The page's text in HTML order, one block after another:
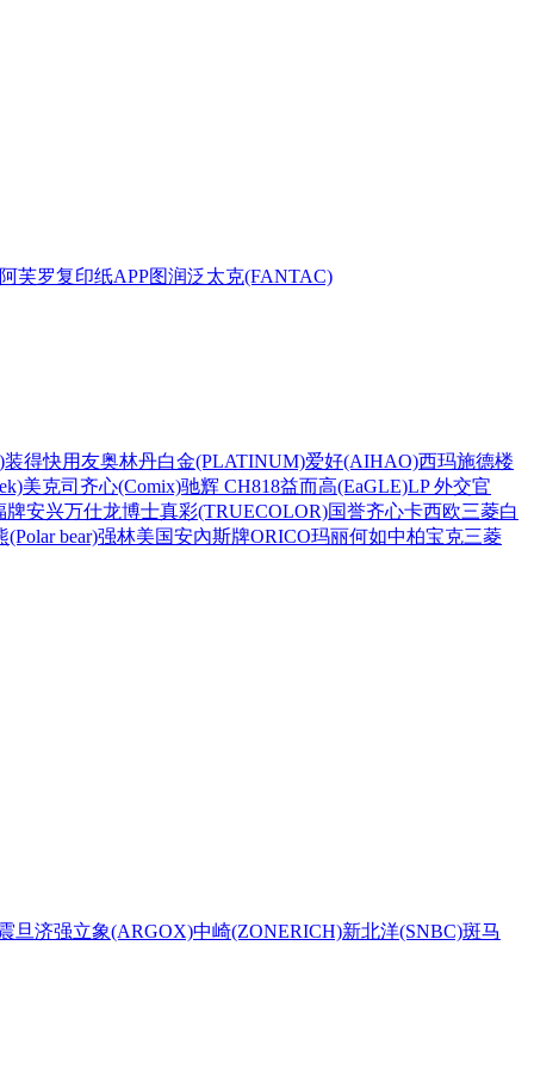
阿芙罗复印纸APP图润泛太克(FANTAC)
装得快用友奥林丹白金(PLATINUM)爱好(AIHAO)西玛施德楼
美克司 齐心(Comix)驰辉 CH818益而高(EaGLE)LP 外交官
牌安兴万仕龙博士真彩(TRUECOLOR)国誉齐心卡西欧三菱白
(Polar bear)强林美国安內斯牌ORICO玛丽何如中柏宝克三菱
旦济强立象(ARGOX)中崎(ZONERICH)新北洋(SNBC)斑马